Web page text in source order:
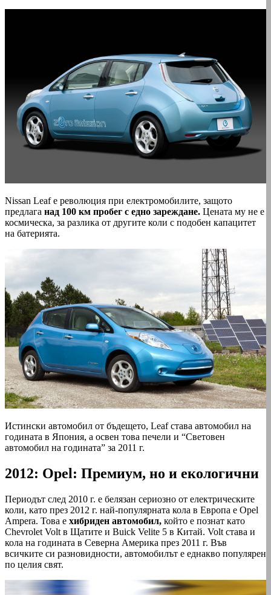
Nissan Leaf е революция при електромобилите, защото
предлага над 100 км пробег с едно зареждане. Цената му не е
космическа, за разлика от другите коли с подобен капацитет
на батерията.
Истински автомобил от бъдещето, Leaf става автомобил на
годината в Япония, а освен това печели и “Световен
автомобил на годината” за 2011 г.
2012: Opel: Премиум, но и екологични
Периодът след 2010 г. е белязан сериозно от електрическите
коли, като през 2012 г. най-популярната кола в Европа е Opel
Ampera. Това е хибриден автомобил, който е познат като
Chevrolet Volt в Щатите и Buick Velite 5 в Китай. Volt става и
кола на годината в Северна Америка през 2011 г. Във
всичките си разновидности, автомобилът е еднакво популярен
по целия свят.